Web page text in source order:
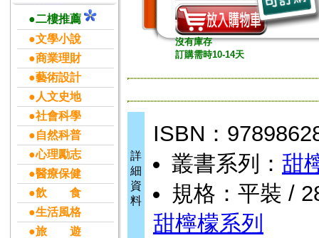
●二樓推薦
●文學小說
●商業理財
●藝術設計
●人文史地
●社會科學
●自然科普
●心理勵志
●醫療保健
●飲 食
●生活風格
●旅 遊
沒有庫存
訂購需時10-14天
詳
細
資
料
ISBN：
叢書系列： 甜
規格：平裝 /
甜檸檬系列